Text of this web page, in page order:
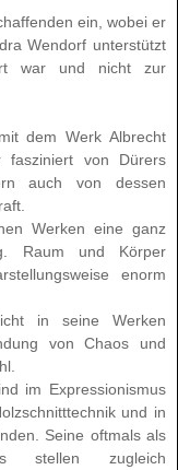
ein, wobei er
Wendorf unterstützt
war und nicht zur
dem Werk Albrecht
fasziniert von Dürers
auch von dessen
Werken eine ganz
Raum und Körper
enorm
in seine Werken
von Chaos und
im Expressionismus
und in
Seine oftmals als
stellen zugleich